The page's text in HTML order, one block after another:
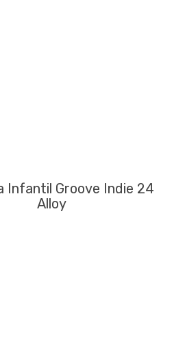
Infantil Groove Indie 24
Alloy